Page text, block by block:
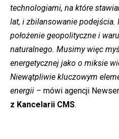
technologiami, na które
lat, i zbilansowanie podejścia.
położenie geopolityczne i
naturalnego. Musimy więc
energetycznej jako o miksie
Niewątpliwie kluczowym
energii – mówi agencji
z Kancelarii CMS.